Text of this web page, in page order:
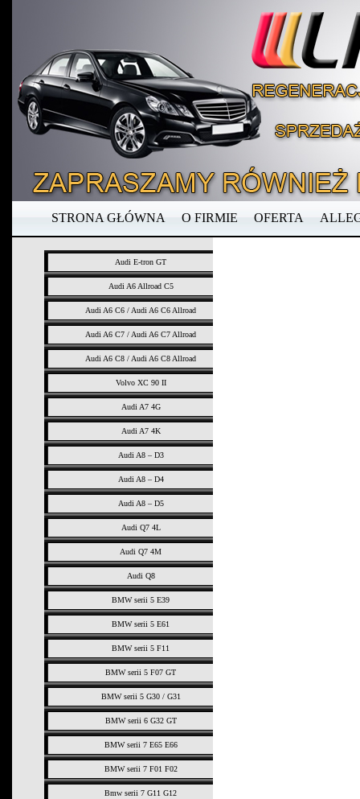
STRONA GŁÓWNA O FIRMIE OFERTA
Audi E-tron GT
Audi A6 Allroad C5
Audi A6 C6 / Audi A6 C6 Allroad
Audi A6 C7 / Audi A6 C7 Allroad
Audi A6 C8 / Audi A6 C8 Allroad
Volvo XC 90 II
Audi A7 4G
Audi A7 4K
Audi A8 – D3
Audi A8 – D4
Audi A8 – D5
Audi Q7 4L
Audi Q7 4M
Audi Q8
BMW serii 5 E39
BMW serii 5 E61
BMW serii 5 F11
BMW serii 5 F07 GT
BMW serii 5 G30 / G31
BMW serii 6 G32 GT
BMW serii 7 E65 E66
BMW serii 7 F01 F02
Bmw serii 7 G11 G12